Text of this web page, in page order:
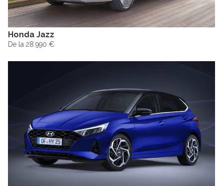
Honda Jazz
De la 28.990 €